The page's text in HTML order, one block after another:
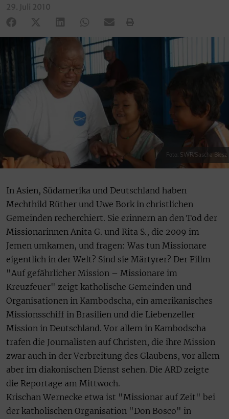
29. Juli 2010
Foto: SWR/Sascha Biesz
In Asien, Südamerika und Deutschland haben
Mechthild Rüther und Uwe Bork in christlichen
Gemeinden recherchiert. Sie erinnern an den Tod der
Missionarinnen Anita G. und Rita S., die 2009 im
Jemen umkamen, und fragen: Was tun Missionare
eigentlich in der Welt? Sind sie Märtyrer? Der Fillm
"Auf gefährlicher Mission – Missionare im
Kreuzfeuer" zeigt katholische Gemeinden und
Organisationen in Kambodscha, ein amerikanisches
Missionsschiff in Brasilien und die Liebenzeller
Mission in Deutschland. Vor allem in Kambodscha
trafen die Journalisten auf Christen, die ihre Mission
zwar auch in der Verbreitung des Glaubens, vor allem
aber im diakonischen Dienst sehen. Die ARD zeigte
die Reportage am Mittwoch.
Krischan Wernecke etwa ist "Missionar auf Zeit" bei
der katholischen Organisation "Don Bosco" in